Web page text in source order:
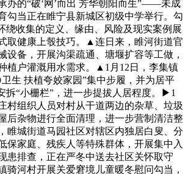
办的“破‘网’而出 芳华朝阳而生”——未成
勾当正在睢宁县新城区初级中学举行。勾
绕收集的定义、缘由、风险及现实案例展
取健康上彀技巧。▲连日来，睢河街道官
设备，开展沟渠疏通、塘堰扩容等工做，
植户灌溉用水需求。▲1月12日，李集镇
生 扶植夸姣家园”集中步履，并为居平
拆“小栅栏”，进一步提拔人居程度。▶1
村组织人员对村从干道两边的杂草、垃圾
后杂物进行全面清理，进一步营制清洁整
睢城街道马园社区对辖区内独居白叟、分
保家庭、残疾人等特殊群体，开展集中入
患排查，正在严冬中送去社区关怀取守
河村开展关爱窘境儿童暖冬慰问勾当，